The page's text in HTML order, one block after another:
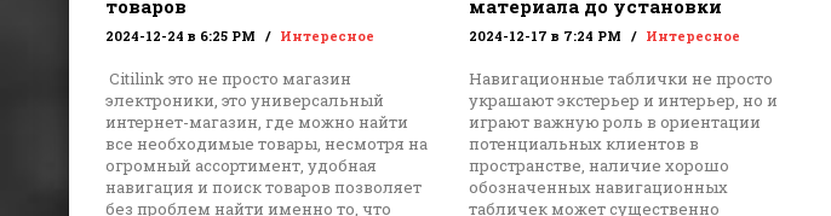
товаров
2024-12-24 в 6:25 PM Интересное
Citilink это не просто магазин
электроники, это универсальный
интернет-магазин, где можно найти
все необходимые товары, несмотря на
огромный ассортимент, удобная
навигация и поиск товаров позволяет
без проблем найти именно то, что
материала до установки
2024-12-17 в 7:24 PM Интересное
Навигационные таблички не просто
украшают экстерьер и интерьер, но и
играют важную роль в ориентации
потенциальных клиентов в
пространстве, наличие хорошо
обозначенных навигационных
табличек может существенно